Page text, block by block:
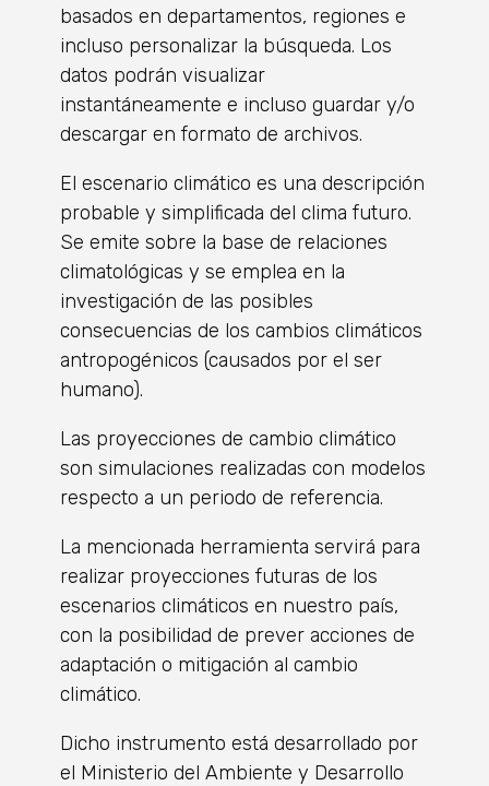
basados en departamentos, regiones e
incluso personalizar la búsqueda. Los
datos podrán visualizar
instantáneamente e incluso guardar y/o
descargar en formato de archivos.
El escenario climático es una descripción
probable y simplificada del clima futuro.
Se emite sobre la base de relaciones
climatológicas y se emplea en la
investigación de las posibles
consecuencias de los cambios climáticos
antropogénicos (causados por el ser
humano).
Las proyecciones de cambio climático
son simulaciones realizadas con modelos
respecto a un periodo de referencia.
La mencionada herramienta servirá para
realizar proyecciones futuras de los
escenarios climáticos en nuestro país,
con la posibilidad de prever acciones de
adaptación o mitigación al cambio
climático.
Dicho instrumento está desarrollado por
el Ministerio del Ambiente y Desarrollo